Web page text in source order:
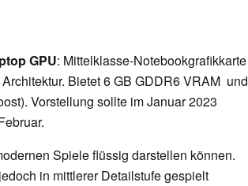
GPU: Mittelklasse-Notebookgrafikkarte
Bietet 6 GB GDDR6 VRAM und
Vorstellung sollte im Januar 2023
Spiele flüssig darstellen können.
in mittlerer Detailstufe gespielt